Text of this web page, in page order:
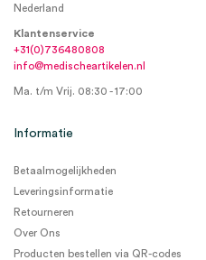
Nederland
Klantenservice
+31(0)736480808
info@medischeartikelen.nl
Ma. t/m Vrij. 08:30 - 17:00
Informatie
Betaalmogelijkheden
Leveringsinformatie
Retourneren
Over Ons
Producten bestellen via QR-codes